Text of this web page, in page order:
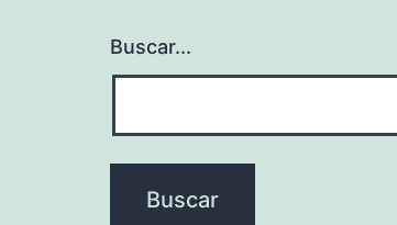
Buscar...